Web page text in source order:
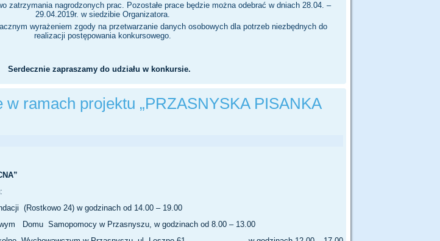
zatrzymania nagrodzonych prac. Pozostałe prace będzie można odebrać w dniach 28.04. –
29.04.2019r. w siedzibie Organizatora.
wyrażeniem zgody na przetwarzanie danych osobowych dla potrzeb niezbędnych do
realizacji postępowania konkursowego.
Serdecznie zapraszamy do udziału w konkursie.
ramach projektu „PRZASNYSKA PISANKA
(Rostkowo 24) w godzinach od 14.00 – 19.00
Domu Samopomocy w Przasnyszu, w godzinach od 8.00 – 13.00